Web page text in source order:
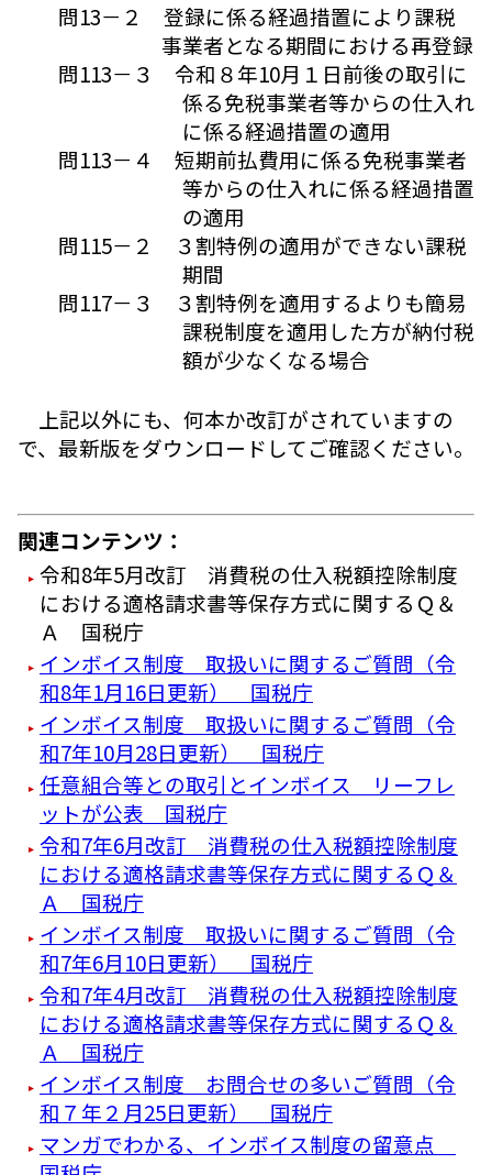
問13－２ 登録に係る経過措置により課税
事業者となる期間における再登録
問113－３ 令和８年10月１日前後の取引に
係る免税事業者等からの仕入れ
に係る経過措置の適用
問113－４ 短期前払費用に係る免税事業者
等からの仕入れに係る経過措置
の適用
問115－２ ３割特例の適用ができない課税
期間
問117－３ ３割特例を適用するよりも簡易
課税制度を適用した方が納付税
額が少なくなる場合
上記以外にも、何本か改訂がされていますの
で、最新版をダウンロードしてご確認ください。
関連コンテンツ：
令和8年5月改訂 消費税の仕入税額控除制度
における適格請求書等保存方式に関するＱ＆
Ａ 国税庁
インボイス制度 取扱いに関するご質問（令
和8年1月16日更新） 国税庁
インボイス制度 取扱いに関するご質問（令
和7年10月28日更新） 国税庁
任意組合等との取引とインボイス リーフレ
ットが公表 国税庁
令和7年6月改訂 消費税の仕入税額控除制度
における適格請求書等保存方式に関するＱ＆
Ａ 国税庁
インボイス制度 取扱いに関するご質問（令
和7年6月10日更新） 国税庁
令和7年4月改訂 消費税の仕入税額控除制度
における適格請求書等保存方式に関するＱ＆
Ａ 国税庁
インボイス制度 お問合せの多いご質問（令
和７年２月25日更新） 国税庁
マンガでわかる、インボイス制度の留意点